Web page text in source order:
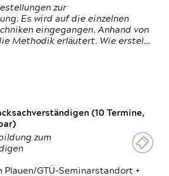
zur
Es wird auf die einzelnen
eingegangen. Anhand von
Methodik erläutert. Wie erstel…
(10 Termine,
zum
Plauen/GTÜ-Seminarstandort +